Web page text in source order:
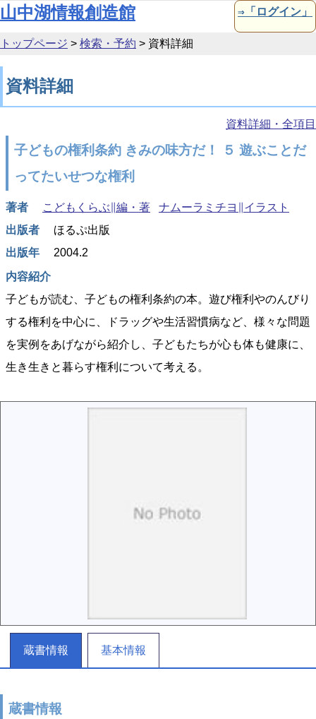
本文へ移動
山中湖情報創造館 ⇒「ログイン」
トップページ > 検索・予約 > 資料詳細
資料詳細
資料詳細・全項目
子どもの権利条約 きみの味方だ！ ５ 遊ぶことだ
ってたいせつな権利
著者 こどもくらぶ∥編・著
ナムーラミチヨ∥イラスト
出版者
ほるぷ出版
出版年
2004.2
内容紹介
子どもが読む、子どもの権利条約の本。遊び権利やのんびり
する権利を中心に、ドラッグや生活習慣病など、様々な問題
を実例をあげながら紹介し、子どもたちが心も体も健康に、
生き生きと暮らす権利について考える。
蔵書情報 基本情報
蔵書情報